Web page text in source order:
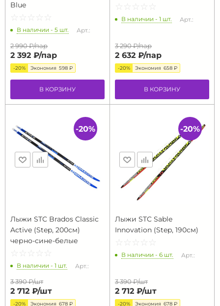
Blue
☆ ☆ ☆ ☆ ☆
★ ★ ★ ★ ★
В наличии - 5 шт. Арт.:
2 990 ₽/пар
2 392 ₽/пар
-20% Экономия 598 ₽
В КОРЗИНУ
☆ ☆ ☆ ☆ ☆
★ ★ ★ ★ ★
В наличии - 1 шт. Арт.:
3 290 ₽/пар
2 632 ₽/пар
-20% Экономия 658 ₽
В КОРЗИНУ
Лыжи STC Brados Classic
Active (Step, 200см)
черно-сине-белые
☆ ☆ ☆ ☆ ☆
★ ★ ★ ★ ★
В наличии - 1 шт. Арт.:
3 390 ₽/шт
2 712 ₽/шт
-20% Экономия 678 ₽
-20%
Лыжи STC Sable
Innovation (Step, 190см)
☆ ☆ ☆ ☆ ☆
★ ★ ★ ★ ★
В наличии - 6 шт. Арт.:
3 390 ₽/шт
2 712 ₽/шт
-20% Экономия 678 ₽
-20%